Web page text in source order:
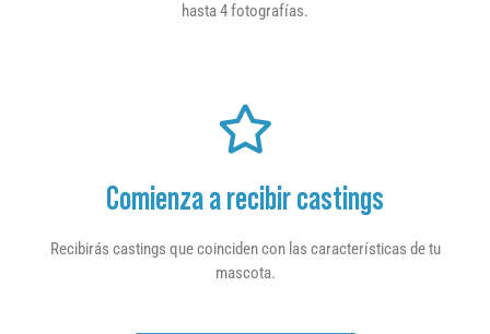
hasta 4 fotografías.
Comienza a recibir castings
Recibirás castings que coinciden con las características de tu
mascota.